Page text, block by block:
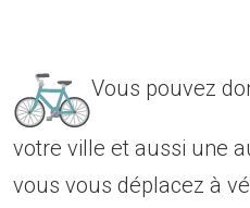
Vous pouvez
votre ville et aussi une
vous vous déplacez à